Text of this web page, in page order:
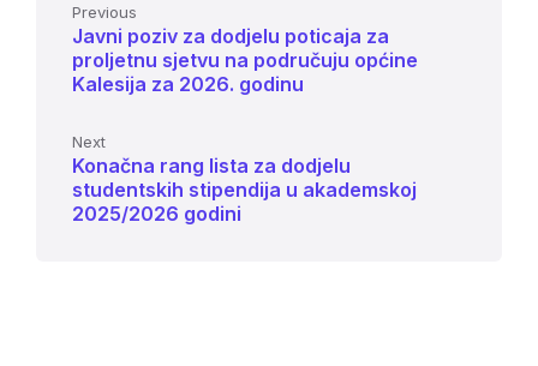
Previous
Javni poziv za dodjelu poticaja za
proljetnu sjetvu na područuju općine
Kalesija za 2026. godinu
Next
Konačna rang lista za dodjelu
studentskih stipendija u akademskoj
2025/2026 godini